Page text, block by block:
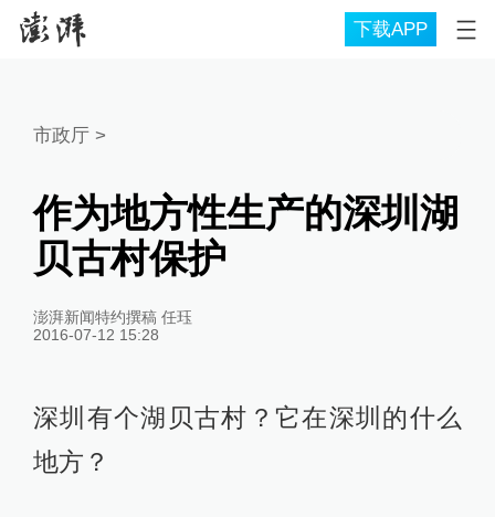
下载APP
市政厅>
作为地方性生产的深圳湖
贝古村保护
澎湃新闻特约撰稿 任珏
2016-07-12 15:28
深圳有个湖贝古村？它在深圳的什么
地方？